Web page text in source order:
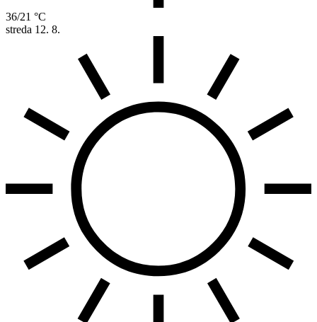
36/21 °C
streda 12. 8.